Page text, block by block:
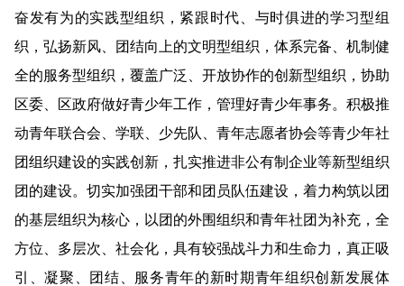
奋发有为的实践型组织，紧跟时代、与时俱进的学习型组
织，弘扬新风、团结向上的文明型组织，体系完备、机制健
全的服务型组织，覆盖广泛、开放协作的创新型组织，协助
区委、区政府做好青少年工作，管理好青少年事务。积极推
动青年联合会、学联、少先队、青年志愿者协会等青少年社
团组织建设的实践创新，扎实推进非公有制企业等新型组织
团的建设。切实加强团干部和团员队伍建设，着力构筑以团
的基层组织为核心，以团的外围组织和青年社团为补充，全
方位、多层次、社会化，具有较强战斗力和生命力，真正吸
引、凝聚、团结、服务青年的新时期青年组织创新发展体